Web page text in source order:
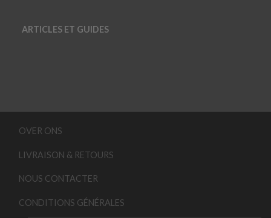
ARTICLES ET GUIDES
OVER ONS
LIVRAISON & RETOURS
NOUS CONTACTER
CONDITIONS GÉNÉRALES